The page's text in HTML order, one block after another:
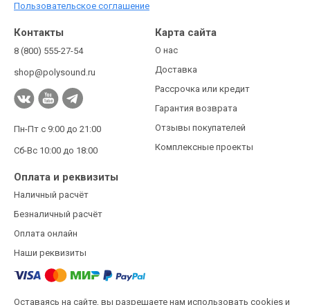
Пользовательское соглашение
Контакты
8 (800) 555-27-54
shop@polysound.ru
Пн-Пт с 9:00 до 21:00
Сб-Вс 10:00 до 18:00
Карта сайта
О нас
Доставка
Рассрочка или кредит
Гарантия возврата
Отзывы покупателей
Комплексные проекты
Оплата и реквизиты
Наличный расчёт
Безналичный расчёт
Оплата онлайн
Наши реквизиты
Оставаясь на сайте, вы разрешаете нам использовать cookies и